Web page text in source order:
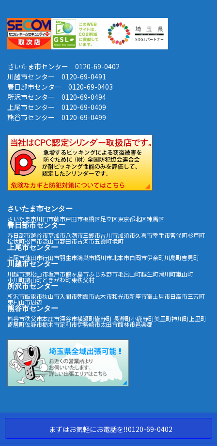
さいたま市センター 0120-69-0402
川越市センター 0120-69-0491
春日部市センター 0120-69-0403
所沢市センター 0120-69-0494
上尾市センター 0120-69-0409
熊谷市センター 0120-69-0499
さいたま市センター
さいたま市川口市蕨市戸田市板橋区足立区東京都北区練馬区
春日部市センター
春日部市越谷市草加市八潮市三郷市吉川市加須市久喜市幸手市宮代町杉戸町
松伏町松戸市流山市野田市古河市五霞町境町
上尾市センター
上尾市蓮田市行田市羽生市鴻巣市桶川市北本市白岡市伊奈町川島町吉見町
川越市センター
川越市東松山市坂戸市鶴ヶ島市ふじみ野市毛呂山町越生町滑川町嵐山町
小川町鳩山町ときがわ町東秩父村
所沢市センター
所沢市飯能市狭山市入間市朝霞市志木市和光市新座市富士見市日高市三芳町
東村山市周辺
熊谷市センター
熊谷市秩父市本庄市深谷市横瀬町皆野町 長瀞町小鹿野町美里町神川町 上里町
寄居町佐野市栃木市足利市伊勢崎市太田市館林市邑楽郡
Copyright ©アートロックサービス All Rights Reserved.
まずはお気軽にお電話を‼︎0120-69-0402